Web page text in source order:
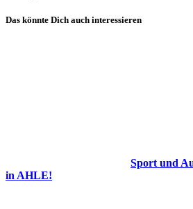
Das könnte Dich auch interessieren
Sport und
in AHLE!